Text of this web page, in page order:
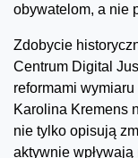
obywatelom, a nie
Zdobycie
Centrum Digital
reformami
Karolina Kremens
nie tylko opisują
aktywnie wpływają